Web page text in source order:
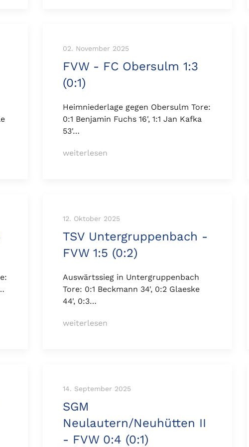
02. November 2025
FVW - FC Obersulm 1:3
(0:1)
Heimniederlage gegen Obersulm Tore:
0:1 Benjamin Fuchs 16', 1:1 Jan Kafka
53'…
weiterlesen
12. Oktober 2025
TSV Untergruppenbach -
FVW 1:5 (0:2)
Auswärtssieg in Untergruppenbach
Tore: 0:1 Beckmann 34', 0:2 Glaeske
44', 0:3…
weiterlesen
14. September 2025
SGM
Neulautern/Neuhütten II
- FVW 0:4 (0:1)